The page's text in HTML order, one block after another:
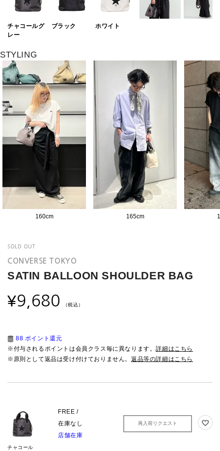
チャコールグ
レー
ブラック ホワイト
STYLING
160cm 165cm
SOLD OUT
CONVERSE TOKYO
SATIN BALLOON SHOULDER BAG
¥9,680 （税込）
88 ポイント還元
※付与されるポイントは会員クラス毎に異なります。詳細はこちら
※原則として返品は受け付けておりません。 返品等の詳細はこちら
チャコール
FREE /
在庫なし
店舗在庫
再入荷リクエスト